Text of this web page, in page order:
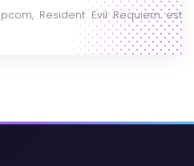
Resident Evil Requiem est